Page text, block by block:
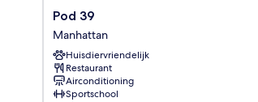
Pod
39
Manhattan
Pod 39
Manhattan
Huisdiervriendelijk
Restaurant
Airconditioning
Sportschool